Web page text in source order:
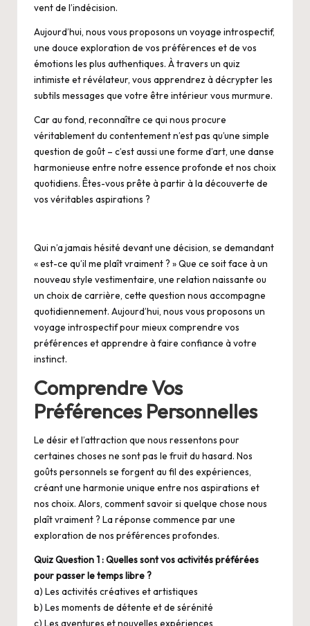
vent de l’indécision.
Aujourd’hui, nous vous proposons un voyage introspectif,
une douce exploration de vos préférences et de vos
émotions les plus authentiques. À travers un quiz
intimiste et révélateur, vous apprendrez à décrypter les
subtils messages que votre être intérieur vous murmure.
Car au fond, reconnaître ce qui nous procure
véritablement du contentement n’est pas qu’une simple
question de goût – c’est aussi une forme d’art, une danse
harmonieuse entre notre essence profonde et nos choix
quotidiens. Êtes-vous prête à partir à la découverte de
vos véritables aspirations ?
Qui n’a jamais hésité devant une décision, se demandant
« est-ce qu’il me plaît vraiment ? » Que ce soit face à un
nouveau style vestimentaire, une relation naissante ou
un choix de carrière, cette question nous accompagne
quotidiennement. Aujourd’hui, nous vous proposons un
voyage introspectif pour mieux comprendre vos
préférences et apprendre à faire confiance à votre
instinct.
Comprendre Vos
Préférences Personnelles
Le désir et l’attraction que nous ressentons pour
certaines choses ne sont pas le fruit du hasard. Nos
goûts personnels se forgent au fil des expériences,
créant une harmonie unique entre nos aspirations et
nos choix. Alors, comment savoir si quelque chose nous
plaît vraiment ? La réponse commence par une
exploration de nos préférences profondes.
Quiz Question 1 : Quelles sont vos activités préférées
pour passer le temps libre ?
a) Les activités créatives et artistiques
b) Les moments de détente et de sérénité
c) Les aventures et nouvelles expériences